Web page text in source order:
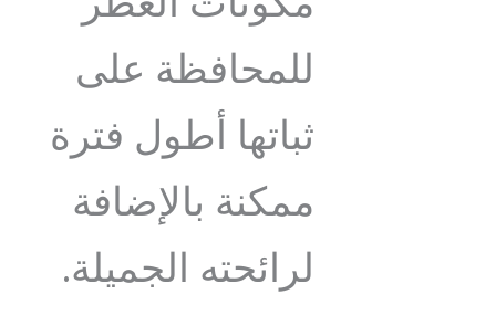
للمحافظة على
ثباتها أطول فترة
ممكنة بالإضافة
لرائحته الجميلة.